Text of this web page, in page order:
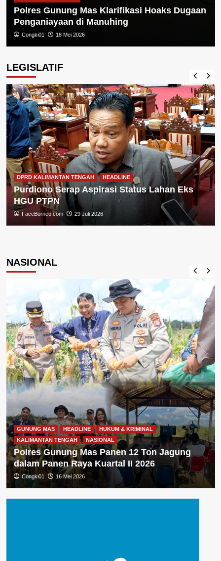
Polres Gunung Mas Klarifikasi Hoaks Dugaan
Penganiayaan di Manuhing
Congki01 18 Mei 2026
LEGISLATIF
DPRD KALIMANTAN TENGAH HEADLINE
Purdiono Serap Aspirasi Status Lahan Eks
HGU PTPN
FaceBorneo.com 29 Juli 2026
NASIONAL
GUNUNG MAS HEADLINE
HUKUM & KRIMINAL
KALIMANTAN TENGAH
NASIONAL
Polres Gunung Mas Panen 12 Ton Jagung
dalam Panen Raya Kuartal II 2026
Congki01 16 Mei 2026